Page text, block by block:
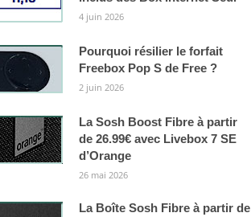
4 juin 2026
Pourquoi résilier le forfait
Freebox Pop S de Free ?
2 juin 2026
La Sosh Boost Fibre à partir
de 26.99€ avec Livebox 7 SE
d’Orange
26 mai 2026
La Boîte Sosh Fibre à partir de